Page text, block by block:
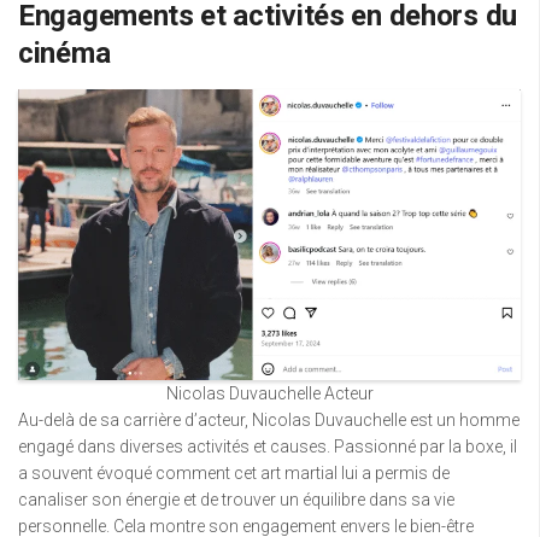
Engagements et activités en dehors du
cinéma
Nicolas Duvauchelle Acteur
Au-delà de sa carrière d’acteur, Nicolas Duvauchelle est un homme
engagé dans diverses activités et causes. Passionné par la boxe, il
a souvent évoqué comment cet art martial lui a permis de
canaliser son énergie et de trouver un équilibre dans sa vie
personnelle. Cela montre son engagement envers le bien-être